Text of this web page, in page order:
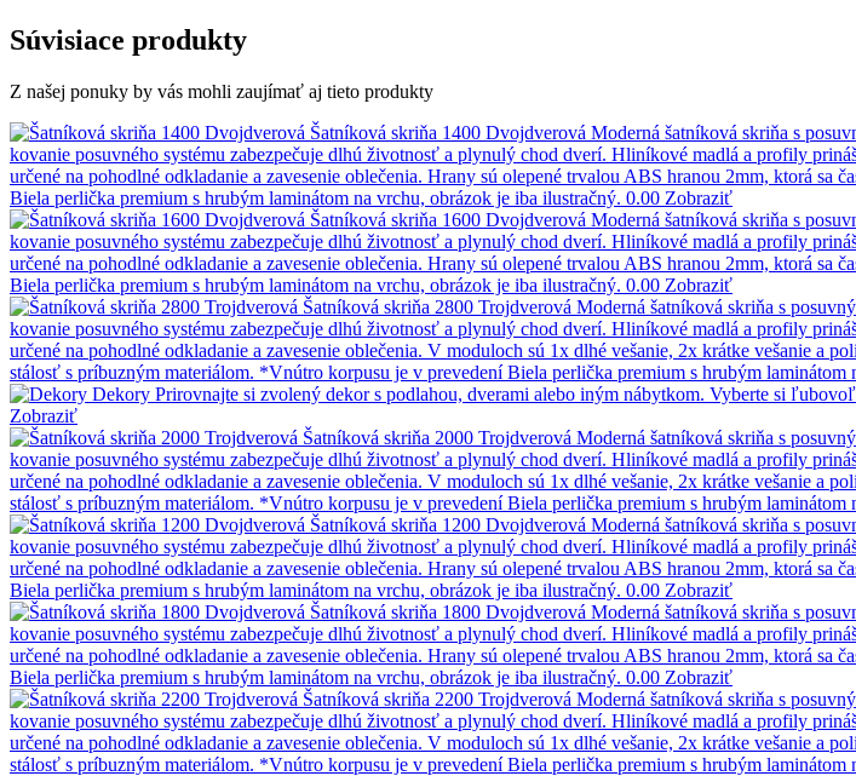
Súvisiace produkty
Z našej ponuky by vás mohli zaujímať aj tieto produkty
Šatníková skriňa 1400 Dvojdverová Moderná šatníková skriňa s
kovanie posuvného systému zabezpečuje dlhú životnosť a plynulý chod dverí. Hliníkové madlá a profily
určené na pohodlné odkladanie a zavesenie oblečenia. Hrany sú olepené trvalou ABS hranou 2mm, ktorá
Biela perlička premium s hrubým laminátom na vrchu, obrázok je iba ilustračný. 0.00 Zobraziť
Šatníková skriňa 1600 Dvojdverová Moderná šatníková skriňa s
kovanie posuvného systému zabezpečuje dlhú životnosť a plynulý chod dverí. Hliníkové madlá a profily
určené na pohodlné odkladanie a zavesenie oblečenia. Hrany sú olepené trvalou ABS hranou 2mm, ktorá
Biela perlička premium s hrubým laminátom na vrchu, obrázok je iba ilustračný. 0.00 Zobraziť
Šatníková skriňa 2800 Trojdverová Moderná šatníková skriňa s
kovanie posuvného systému zabezpečuje dlhú životnosť a plynulý chod dverí. Hliníkové madlá a profily
určené na pohodlné odkladanie a zavesenie oblečenia. V moduloch sú 1x dlhé vešanie, 2x krátke vešanie a
stálosť s príbuzným materiálom. *Vnútro korpusu je v prevedení Biela perlička premium s hrubým laminátom
Dekory Prirovnajte si zvolený dekor s podlahou, dverami alebo iným nábytkom. Vyberte si
Zobraziť
Šatníková skriňa 2000 Trojdverová Moderná šatníková skriňa s
kovanie posuvného systému zabezpečuje dlhú životnosť a plynulý chod dverí. Hliníkové madlá a profily
určené na pohodlné odkladanie a zavesenie oblečenia. V moduloch sú 1x dlhé vešanie, 2x krátke vešanie a
stálosť s príbuzným materiálom. *Vnútro korpusu je v prevedení Biela perlička premium s hrubým laminátom
Šatníková skriňa 1200 Dvojdverová Moderná šatníková skriňa s
kovanie posuvného systému zabezpečuje dlhú životnosť a plynulý chod dverí. Hliníkové madlá a profily
určené na pohodlné odkladanie a zavesenie oblečenia. Hrany sú olepené trvalou ABS hranou 2mm, ktorá
Biela perlička premium s hrubým laminátom na vrchu, obrázok je iba ilustračný. 0.00 Zobraziť
Šatníková skriňa 1800 Dvojdverová Moderná šatníková skriňa s
kovanie posuvného systému zabezpečuje dlhú životnosť a plynulý chod dverí. Hliníkové madlá a profily
určené na pohodlné odkladanie a zavesenie oblečenia. Hrany sú olepené trvalou ABS hranou 2mm, ktorá
Biela perlička premium s hrubým laminátom na vrchu, obrázok je iba ilustračný. 0.00 Zobraziť
Šatníková skriňa 2200 Trojdverová Moderná šatníková skriňa s
kovanie posuvného systému zabezpečuje dlhú životnosť a plynulý chod dverí. Hliníkové madlá a profily
určené na pohodlné odkladanie a zavesenie oblečenia. V moduloch sú 1x dlhé vešanie, 2x krátke vešanie a
stálosť s príbuzným materiálom. *Vnútro korpusu je v prevedení Biela perlička premium s hrubým laminátom